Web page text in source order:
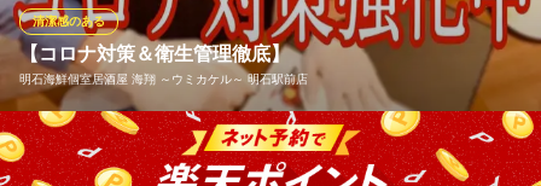
してくれます。焼肉宴会のお供に是非どうぞ♪
焼肉の和民明石駅前店
明石宴会焼肉食べ放題
山陽電鉄本線山陽明石駅 徒歩2分
兵庫県明石市東仲ノ町11-26 1F
【コロナ対策＆衛生管理徹底】
明石海鮮個室居酒屋 海翔 ～ウミカケル～ 明石駅前店
清潔感のある
【コロナ対策】・当店ではスタッフの検温実施・お客様ご来店時
の消毒のお願い・スタッフ、店内の手の触れやすい箇所を30分ご